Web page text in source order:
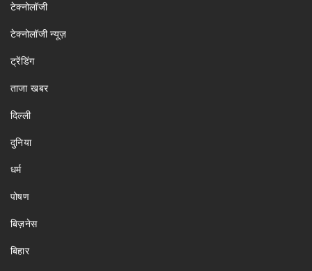
टेक्नोलॉजी
टेक्नोलॉजी न्यूज़
ट्रेंडिंग
ताजा खबर
दिल्ली
दुनिया
धर्म
पोषण
बिज़नेस
बिहार